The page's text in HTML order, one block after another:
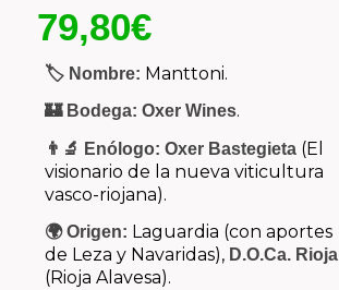
79,80€
🏷️ Nombre: Manttoni.
🏰 Bodega: Oxer Wines.
👨‍🔬 Enólogo: Oxer Bastegieta(El
visionario de la nueva viticultura
vasco-riojana).
🌍 Origen: Laguardia (con aportes
de Leza y Navaridas), D.O.Ca. Rioja
(Rioja Alavesa).